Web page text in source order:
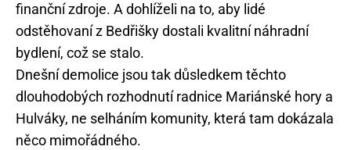
finanční zdroje. A dohlíželi na to, aby lidé
odstěhovaní z Bedřišky dostali kvalitní náhradní
bydlení, což se stalo.
Dnešní demolice jsou tak důsledkem těchto
dlouhodobých rozhodnutí radnice Mariánské hory a
Hulváky, ne selháním komunity, která tam dokázala
něco mimořádného.